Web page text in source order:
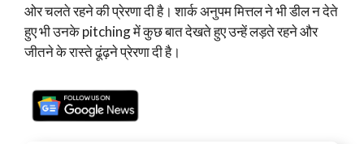
ओर चलते रहने की प्रेरणा दी है। शार्क अनुपम मित्तल ने भी डील न देते
हुए भी उनके pitching में कुछ बात देखते हुए उन्हें लड़ते रहने और
जीतने के रास्ते ढूंढ़ने प्रेरणा दी है।